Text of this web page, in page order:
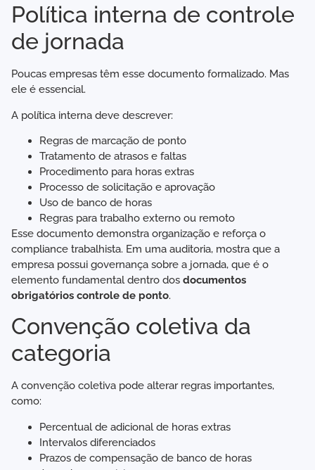
Política interna de controle
de jornada
Poucas empresas têm esse documento formalizado. Mas
ele é essencial.
A política interna deve descrever:
Regras de marcação de ponto
Tratamento de atrasos e faltas
Procedimento para horas extras
Processo de solicitação e aprovação
Uso de banco de horas
Regras para trabalho externo ou remoto
Esse documento demonstra organização e reforça o
compliance trabalhista. Em uma auditoria, mostra que a
empresa possui governança sobre a jornada, que é o
elemento fundamental dentro dos documentos
obrigatórios controle de ponto.
Convenção coletiva da
categoria
A convenção coletiva pode alterar regras importantes,
como:
Percentual de adicional de horas extras
Intervalos diferenciados
Prazos de compensação de banco de horas